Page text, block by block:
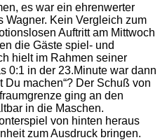
es war ein ehrenwerter
Wagner. Kein Vergleich zum
Auftritt am Mittwoch
die Gäste spiel- und
hielt im Rahmen seiner
0:1 in der 23.Minute war dann
Du machen“? Der Schuß von
ging an den
in die Maschen.
von hinten heraus
zum Ausdruck bringen.